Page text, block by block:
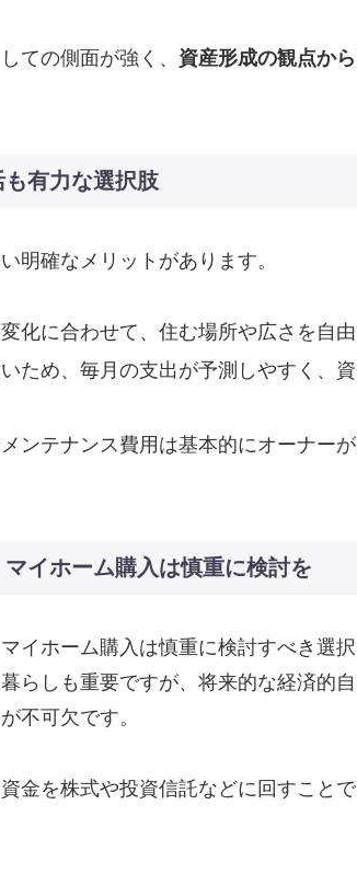
ての側面が強く、 資産形成の観点から
有力な選択肢
明確なメリットがあります。
化に合わせて、住む場所や広さを自由
ため、毎月の支出が予測しやすく、
ンテナンス費用は基本的にオーナー
イホーム購入は慎重に検討を
イホーム購入は慎重に検討すべき選
らしも重要ですが、将来的な経済的
不可欠です。
金を株式や投資信託などに回すこと